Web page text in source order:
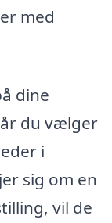
med
dine
du vælger
i
sig om en
vil de